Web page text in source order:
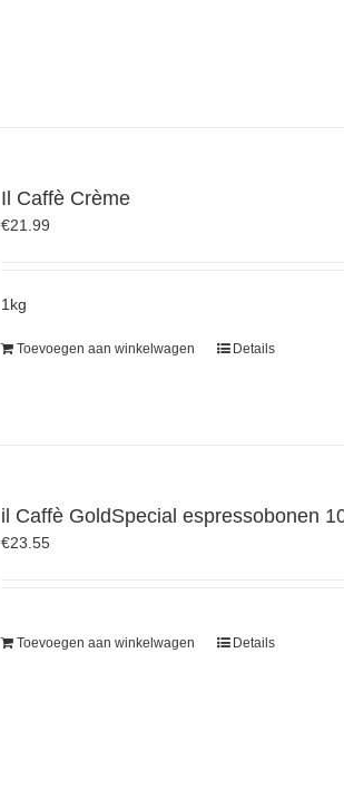
Il Caffè Crème
€21.99
1kg
Toevoegen aan winkelwagen Details
il Caffè GoldSpecial espressobonen
€23.55
Toevoegen aan winkelwagen Details